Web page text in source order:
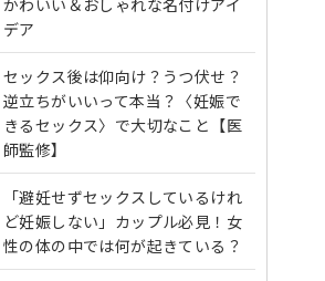
かわいい＆おしゃれな名付けアイ
デア
セックス後は仰向け？うつ伏せ？
逆立ちがいいって本当？〈妊娠で
きるセックス〉で大切なこと【医
師監修】
「避妊せずセックスしているけれ
ど妊娠しない」カップル必見！女
性の体の中では何が起きている？